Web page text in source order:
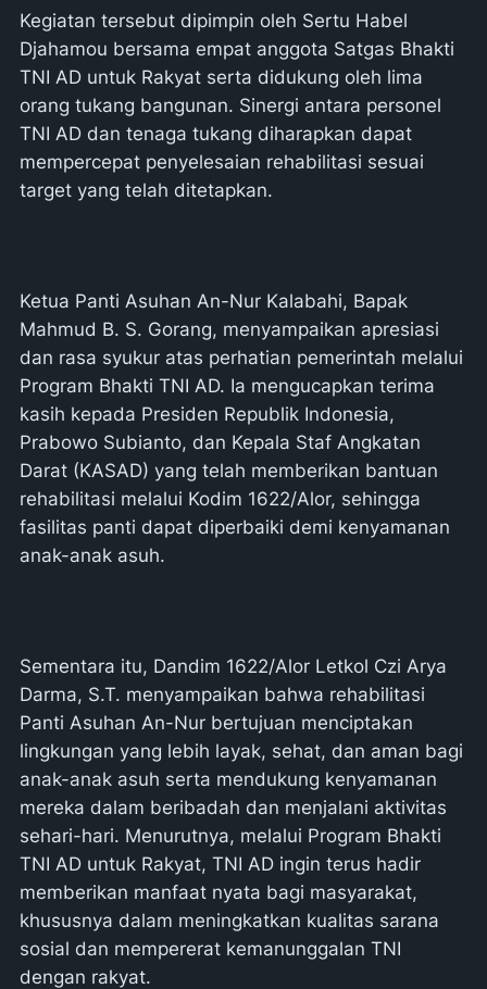
Kegiatan tersebut dipimpin oleh Sertu Habel
Djahamou bersama empat anggota Satgas Bhakti
TNI AD untuk Rakyat serta didukung oleh lima
orang tukang bangunan. Sinergi antara personel
TNI AD dan tenaga tukang diharapkan dapat
mempercepat penyelesaian rehabilitasi sesuai
target yang telah ditetapkan.
Ketua Panti Asuhan An-Nur Kalabahi, Bapak
Mahmud B. S. Gorang, menyampaikan apresiasi
dan rasa syukur atas perhatian pemerintah melalui
Program Bhakti TNI AD. Ia mengucapkan terima
kasih kepada Presiden Republik Indonesia,
Prabowo Subianto, dan Kepala Staf Angkatan
Darat (KASAD) yang telah memberikan bantuan
rehabilitasi melalui Kodim 1622/Alor, sehingga
fasilitas panti dapat diperbaiki demi kenyamanan
anak-anak asuh.
Sementara itu, Dandim 1622/Alor Letkol Czi Arya
Darma, S.T. menyampaikan bahwa rehabilitasi
Panti Asuhan An-Nur bertujuan menciptakan
lingkungan yang lebih layak, sehat, dan aman bagi
anak-anak asuh serta mendukung kenyamanan
mereka dalam beribadah dan menjalani aktivitas
sehari-hari. Menurutnya, melalui Program Bhakti
TNI AD untuk Rakyat, TNI AD ingin terus hadir
memberikan manfaat nyata bagi masyarakat,
khususnya dalam meningkatkan kualitas sarana
sosial dan mempererat kemanunggalan TNI
dengan rakyat.